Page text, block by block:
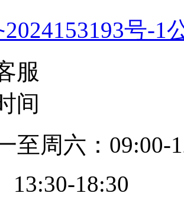
号-1
服
间
至周六：09:00-
13:30-18:30